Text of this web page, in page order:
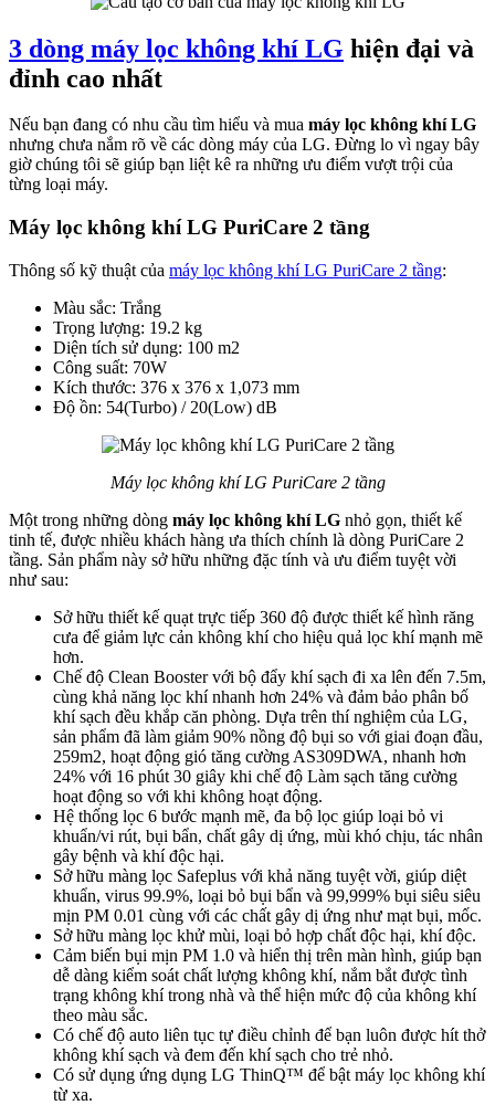
3 dòng máy lọc không khí LG hiện đại và
đỉnh cao nhất
Nếu bạn đang có nhu cầu tìm hiểu và mua máy lọc không khí LG
nhưng chưa nắm rõ về các dòng máy của LG. Đừng lo vì ngay bây
giờ chúng tôi sẽ giúp bạn liệt kê ra những ưu điểm vượt trội của
từng loại máy.
Máy lọc không khí LG PuriCare 2 tầng
Thông số kỹ thuật của máy lọc không khí LG PuriCare 2 tầng:
Màu sắc: Trắng
Trọng lượng: 19.2 kg
Diện tích sử dụng: 100 m2
Công suất: 70W
Kích thước: 376 x 376 x 1,073 mm
Độ ồn: 54(Turbo) / 20(Low) dB
Máy lọc không khí LG PuriCare 2 tầng
Một trong những dòng máy lọc không khí LG nhỏ gọn, thiết kế
tinh tế, được nhiều khách hàng ưa thích chính là dòng PuriCare 2
tầng. Sản phẩm này sở hữu những đặc tính và ưu điểm tuyệt vời
như sau:
Sở hữu thiết kế quạt trực tiếp 360 độ được thiết kế hình răng
cưa để giảm lực cản không khí cho hiệu quả lọc khí mạnh mẽ
hơn.
Chế độ Clean Booster với bộ đẩy khí sạch đi xa lên đến 7.5m,
cùng khả năng lọc khí nhanh hơn 24% và đảm bảo phân bố
khí sạch đều khắp căn phòng. Dựa trên thí nghiệm của LG,
sản phẩm đã làm giảm 90% nồng độ bụi so với giai đoạn đầu,
259m2, hoạt động gió tăng cường AS309DWA, nhanh hơn
24% với 16 phút 30 giây khi chế độ Làm sạch tăng cường
hoạt động so với khi không hoạt động.
Hệ thống lọc 6 bước mạnh mẽ, đa bộ lọc giúp loại bỏ vi
khuẩn/vi rút, bụi bẩn, chất gây dị ứng, mùi khó chịu, tác nhân
gây bệnh và khí độc hại.
Sở hữu màng lọc Safeplus với khả năng tuyệt vời, giúp diệt
khuẩn, virus 99.9%, loại bỏ bụi bẩn và 99,999% bụi siêu siêu
mịn PM 0.01 cùng với các chất gây dị ứng như mạt bụi, mốc.
Sở hữu màng lọc khử mùi, loại bỏ hợp chất độc hại, khí độc.
Cảm biến bụi mịn PM 1.0 và hiển thị trên màn hình, giúp bạn
dễ dàng kiểm soát chất lượng không khí, nắm bắt được tình
trạng không khí trong nhà và thể hiện mức độ của không khí
theo màu sắc.
Có chế độ auto liên tục tự điều chỉnh để bạn luôn được hít thở
không khí sạch và đem đến khí sạch cho trẻ nhỏ.
Có sử dụng ứng dụng LG ThinQ™ để bật máy lọc không khí
từ xa.